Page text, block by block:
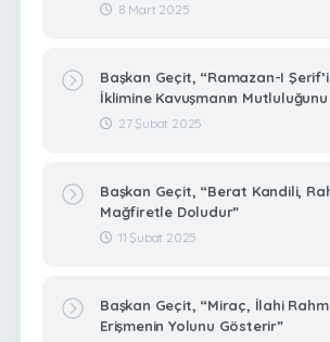
8 Mart 2025
Başkan Geçit, “Ramazan-I
İklimine Kavuşmanın Mutluluğunu
27 Şubat 2025
Başkan Geçit, “Berat Kandili,
Mağfiretle Doludur”
11 Şubat 2025
Başkan Geçit, “Miraç, İlahi
Erişmenin Yolunu Gösterir”